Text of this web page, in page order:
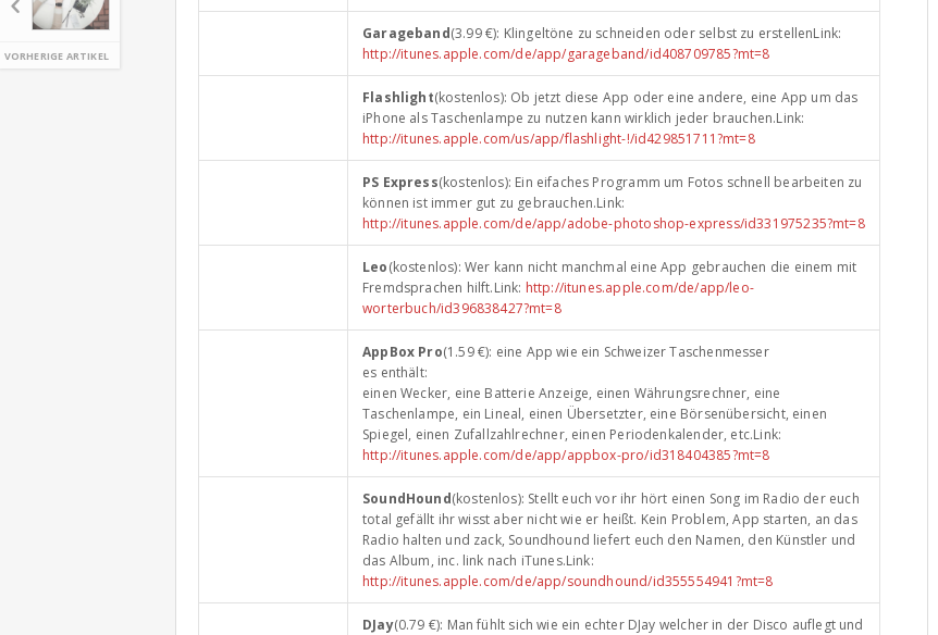
VORHERIGE ARTIKEL
Garageband(3.99 €): Klingeltöne zu schneiden oder selbst zu erstellenLink:
http://itunes.apple.com/de/app/garageband/id408709785?mt=8
Flashlight(kostenlos): Ob jetzt diese App oder eine andere, eine App um das
iPhone als Taschenlampe zu nutzen kann wirklich jeder brauchen.Link:
http://itunes.apple.com/us/app/flashlight-!/id429851711?mt=8
PS Express(kostenlos): Ein eifaches Programm um Fotos schnell bearbeiten zu
können ist immer gut zu gebrauchen.Link:
http://itunes.apple.com/de/app/adobe-photoshop-express/id331975235?mt=8
Leo(kostenlos): Wer kann nicht manchmal eine App gebrauchen die einem mit
Fremdsprachen hilft.Link: http://itunes.apple.com/de/app/leo-
worterbuch/id396838427?mt=8
AppBox Pro(1.59 €): eine App wie ein Schweizer Taschenmesser
es enthält:
einen Wecker, eine Batterie Anzeige, einen Währungsrechner, eine
Taschenlampe, ein Lineal, einen Übersetzter, eine Börsenübersicht, einen
Spiegel, einen Zufallzahlrechner, einen Periodenkalender, etc.Link:
http://itunes.apple.com/de/app/appbox-pro/id318404385?mt=8
SoundHound(kostenlos): Stellt euch vor ihr hört einen Song im Radio der euch
total gefällt ihr wisst aber nicht wie er heißt. Kein Problem, App starten, an das
Radio halten und zack, Soundhound liefert euch den Namen, den Künstler und
das Album, inc. link nach iTunes.Link:
http://itunes.apple.com/de/app/soundhound/id355554941?mt=8
DJay(0.79 €): Man fühlt sich wie ein echter DJay welcher in der Disco auflegt und